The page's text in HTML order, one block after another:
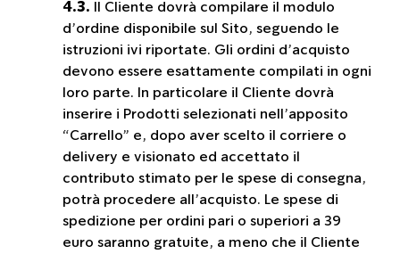
4.3. Il Cliente dovrà compilare il modulo
d’ordine disponibile sul Sito, seguendo le
istruzioni ivi riportate. Gli ordini d’acquisto
devono essere esattamente compilati in ogni
loro parte. In particolare il Cliente dovrà
inserire i Prodotti selezionati nell’apposito
“Carrello” e, dopo aver scelto il corriere o
delivery e visionato ed accettato il
contributo stimato per le spese di consegna,
potrà procedere all’acquisto. Le spese di
spedizione per ordini pari o superiori a 39
euro saranno gratuite, a meno che il Cliente